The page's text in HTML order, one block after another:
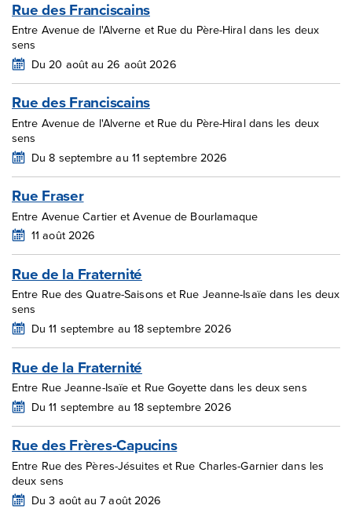
Rue des Franciscains
Entre Avenue de l'Alverne et Rue du Père-Hiral dans les deux
sens
Du 20 août au 26 août 2026
Rue des Franciscains
Entre Avenue de l'Alverne et Rue du Père-Hiral dans les deux
sens
Du 8 septembre au 11 septembre 2026
Rue Fraser
Entre Avenue Cartier et Avenue de Bourlamaque
11 août 2026
Rue de la Fraternité
Entre Rue des Quatre-Saisons et Rue Jeanne-Isaïe dans les deux
sens
Du 11 septembre au 18 septembre 2026
Rue de la Fraternité
Entre Rue Jeanne-Isaïe et Rue Goyette dans les deux sens
Du 11 septembre au 18 septembre 2026
Rue des Frères-Capucins
Entre Rue des Pères-Jésuites et Rue Charles-Garnier dans les
deux sens
Du 3 août au 7 août 2026